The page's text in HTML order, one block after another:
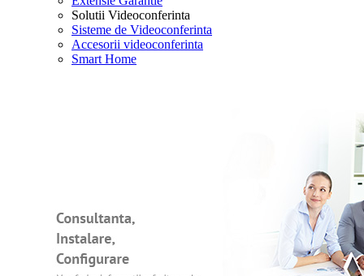
Solutii Videoconferinta
Sisteme de Videoconferinta
Accesorii videoconferinta
Smart Home